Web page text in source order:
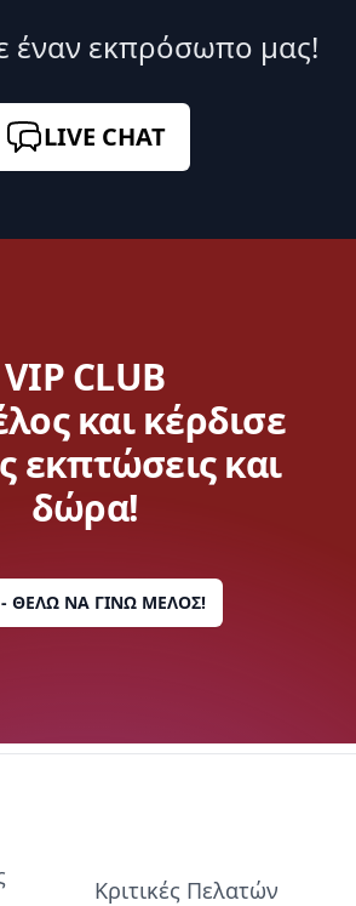
έναν εκπρόσωπο μας!
LIVE CHAT
VIP CLUB
και κέρδισε
εκπτώσεις και
δώρα!
- ΘΕΛΩ ΝΑ ΓΙΝΩ ΜΕΛΟΣ!
Κριτικές Πελατών